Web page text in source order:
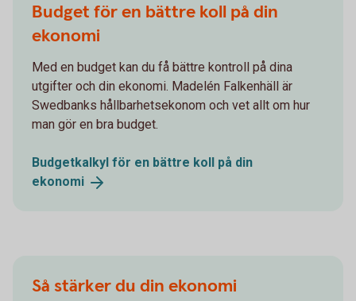
Budget för en bättre koll på din
ekonomi
Med en budget kan du få bättre kontroll på dina
utgifter och din ekonomi. Madelén Falkenhäll är
Swedbanks hållbarhetsekonom och vet allt om hur
man gör en bra budget.
Budgetkalkyl för en bättre koll på din
ekonomi
Så stärker du din ekonomi